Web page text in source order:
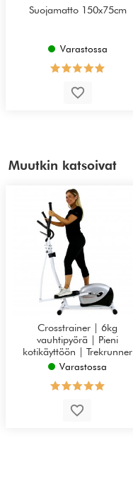
Suojamatto 150x75cm
Varastossa
Muutkin katsoivat
Crosstrainer | 6kg
vauhtipyörä | Pieni
kotikäyttöön | Trekrunner
TR32H
Varastossa